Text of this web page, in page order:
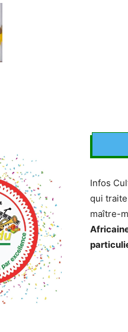
Infos
qui
maître-